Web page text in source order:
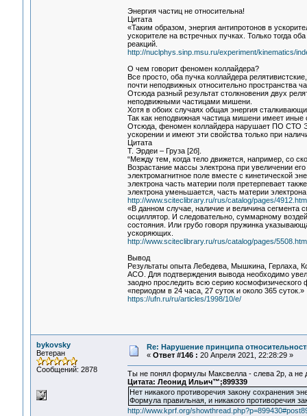
Энергия частиц не относительна!
Цитата
«Таким образом, энергия антипротонов в
ускорителе на встречных пучках. Только тогда
реакций.
http://nuclphys.sinp.msu.ru/experiment/kinematics/
О чем говорит феномен коллайдера?
Все просто, оба пучка коллайдера
почти неподвижных относительно пространства
Отсюда разный результат столкновения двух
неподвижными частицами мишени.
Хотя в обоих случаях общая энергия
Так как неподвижная частица мишени имеет иные
Отсюда, феномен коллайдера нарушает ПО СТО
ускорении и имеют эти свойства только при
Цитата
Т. Эрдеи – Груза [2б].
“Между тем, когда тело движется, например, со
Возрастание массы электрона при увеличении
электромагнитное поле вместе с кинетической
электрона часть материи поля претерпевает
электрона уменьшается, часть материи
http://www.sciteclibrary.ru/rus/catalog/pages/
«В данном случае, наличие и величина сегмента
осциллятор. И следовательно, суммарному
состояния. Или грубо говоря пружинка
ускоряющих.
http://www.sciteclibrary.ru/rus/catalog/pages/
Вывод
Результаты опыта Лебедева, Мышкина, Герлаха,
АСО. Для подтверждения вывода необходимо
заодно проследить всю серию
«периодом в 24 часа, 27 суток и около 365 суток.»
https://ufn.ru/ru/articles/1998/10/e/
bykovsky
Ветеран
Сообщений: 2878
Re: Нарушение принципа
« Ответ #146 : 20 Апреля 2021, 22:28:29 »
Ты не понял формулы Максвелла - слева 2р, а не
Цитата: Леонид Ильич™;899339
Нет никакого противоречия закону сохранения
Формула правильная, и никакого противоречия
http://www.kprf.org/